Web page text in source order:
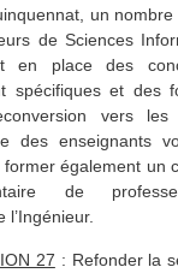
un nombre
de Sciences
en place des
spécifiques et des
vers les
des enseignants
former également un
de
l’Ingénieur.
27 : Refonder la